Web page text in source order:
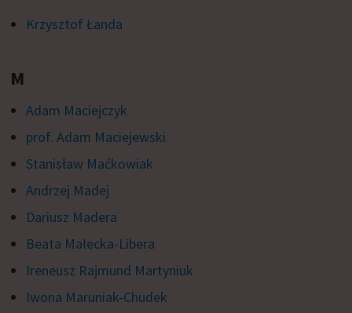
Krzysztof Łanda
M
Adam Maciejczyk
prof. Adam Maciejewski
Stanisław Maćkowiak
Andrzej Madej
Dariusz Madera
Beata Małecka-Libera
Ireneusz Rajmund Martyniuk
Iwona Maruniak-Chudek